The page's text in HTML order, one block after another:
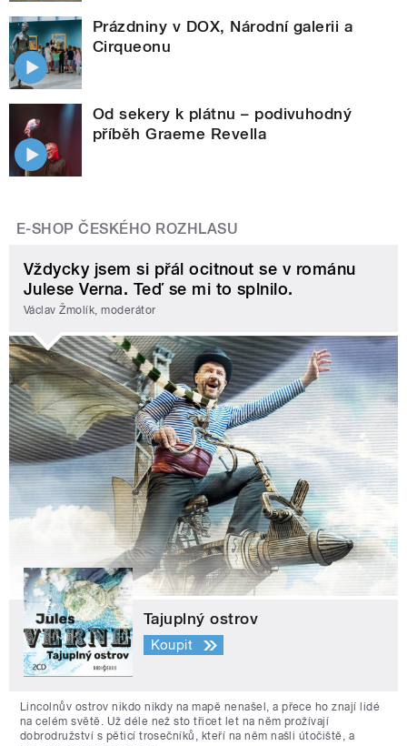
Prázdniny v DOX, Národní galerii a
Cirqueonu
Od sekery k plátnu – podivuhodný
příběh Graeme Revella
E-SHOP ČESKÉHO ROZHLASU
Vždycky jsem si přál ocitnout se v románu
Julese Verna. Teď se mi to splnilo.
Václav Žmolík, moderátor
Tajuplný ostrov
Koupit
Lincolnův ostrov nikdo nikdy na mapě nenašel, a přece ho znají lidé
na celém světě. Už déle než sto třicet let na něm prožívají
dobrodružství s pěticí trosečníků, kteří na něm našli útočiště, a